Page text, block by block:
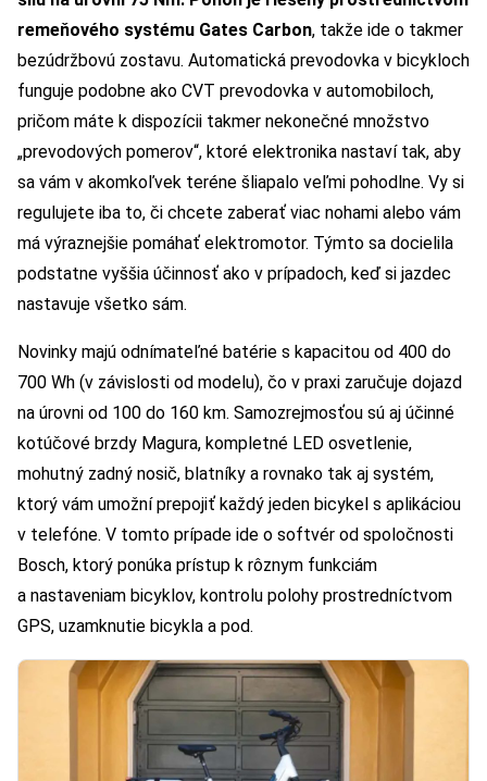
remeňového systému Gates Carbon, takže ide o takmer
bezúdržbovú zostavu. Automatická prevodovka v bicykloch
funguje podobne ako CVT prevodovka v automobiloch,
pričom máte k dispozícii takmer nekonečné množstvo
„prevodových pomerov“, ktoré elektronika nastaví tak, aby
sa vám v akomkoľvek teréne šliapalo veľmi pohodlne. Vy si
regulujete iba to, či chcete zaberať viac nohami alebo vám
má výraznejšie pomáhať elektromotor. Týmto sa docielila
podstatne vyššia účinnosť ako v prípadoch, keď si jazdec
nastavuje všetko sám.
Novinky majú odnímateľné batérie s kapacitou od 400 do
700 Wh (v závislosti od modelu), čo v praxi zaručuje dojazd
na úrovni od 100 do 160 km. Samozrejmosťou sú aj účinné
kotúčové brzdy Magura, kompletné LED osvetlenie,
mohutný zadný nosič, blatníky a rovnako tak aj systém,
ktorý vám umožní prepojiť každý jeden bicykel s aplikáciou
v telefóne. V tomto prípade ide o softvér od spoločnosti
Bosch, ktorý ponúka prístup k rôznym funkciám
a nastaveniam bicyklov, kontrolu polohy prostredníctvom
GPS, uzamknutie bicykla a pod.